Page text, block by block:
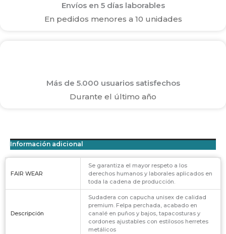
Envíos en 5 días laborables
En pedidos menores a 10 unidades
Más de 5.000 usuarios satisfechos
Durante el último año
Información adicional
FAIR WEAR
Se garantiza el mayor respeto a los
derechos humanos y laborales aplicados en
toda la cadena de producción.
Descripción
Sudadera con capucha unisex de calidad
premium. Felpa perchada, acabado en
canalé en puños y bajos, tapacosturas y
cordones ajustables con estilosos herretes
metálicos